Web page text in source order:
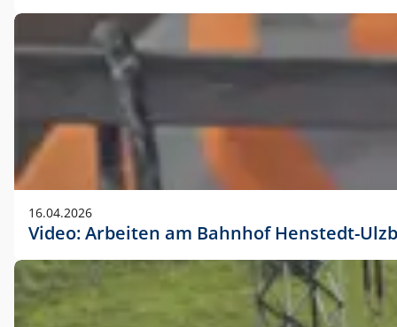
16.04.2026
Video: Arbeiten am Bahnhof Henstedt-